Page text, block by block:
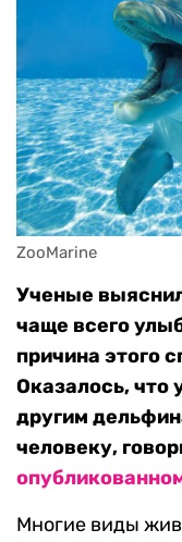
ZooMarine
Ученые
чаще всего
причина этого
Оказалось, что
другим
человеку,
Многие виды